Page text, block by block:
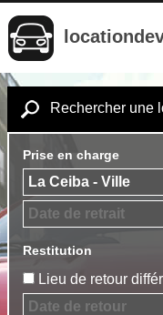
Rechercher une
Prise en charge
Restitution
Lieu de retour